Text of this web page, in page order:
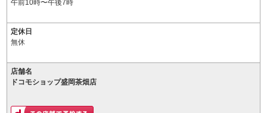
午前10時〜午後7時
定休日
無休
店舗名
ドコモショップ盛岡茶畑店